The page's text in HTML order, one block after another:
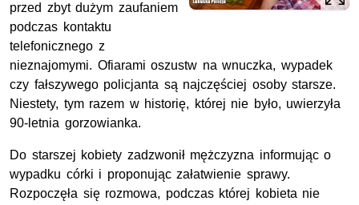
przed zbyt dużym zaufaniem
podczas kontaktu
telefonicznego z
nieznajomymi. Ofiarami oszustw na wnuczka, wypadek
czy fałszywego policjanta są najczęściej osoby starsze.
Niestety, tym razem w historię, której nie było, uwierzyła
90-letnia gorzowianka.
Do starszej kobiety zadzwonił mężczyzna informując o
wypadku córki i proponując załatwienie sprawy.
Rozpoczęła się rozmowa, podczas której kobieta nie